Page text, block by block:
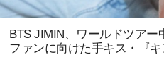
BTS JIMIN、ワールドツア
ファンに向けた手キス・『